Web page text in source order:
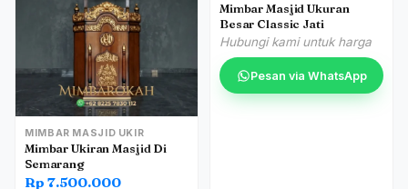
MIMBAR MASJID UKIR
Mimbar Ukiran Masjid Di
Semarang
Rp 7.500.000
Mimbar Masjid Ukuran
Besar Classic Jati
Hubungi kami untuk harga
Pesan via WhatsApp